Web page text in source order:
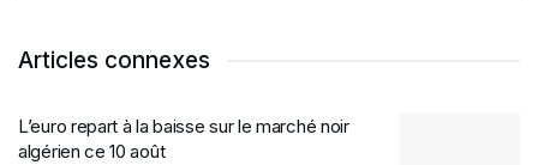
Articles connexes
L’euro repart à la baisse sur le marché noir
algérien ce 10 août